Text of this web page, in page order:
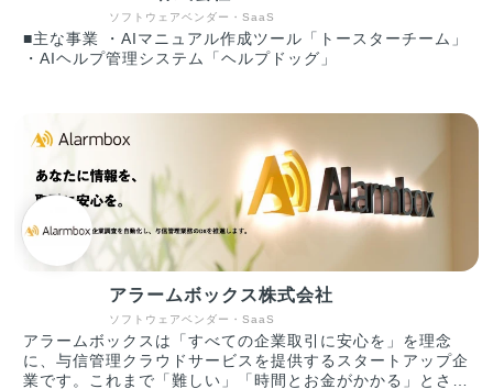
ソフトウェアベンダー・SaaS
■主な事業 ・AIマニュアル作成ツール「トースターチーム」
・AIヘルプ管理システム「ヘルプドッグ」
アラームボックス株式会社
ソフトウェアベンダー・SaaS
アラームボックスは「すべての企業取引に安心を」を理念
に、与信管理クラウドサービスを提供するスタートアップ企
業です。これまで「難しい」「時間とお金がかかる」とされ